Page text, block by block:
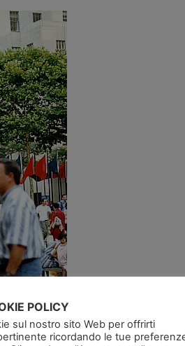
POLICY
sul nostro sito Web per offrirti
ricordando le tue